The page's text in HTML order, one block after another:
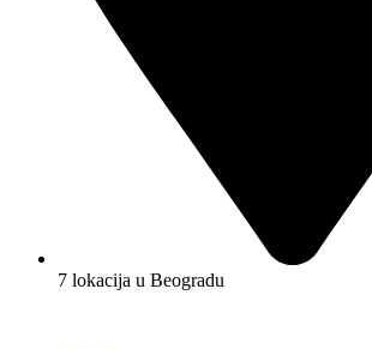
7 lokacija u Beogradu